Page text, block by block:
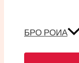
БРО РОИА